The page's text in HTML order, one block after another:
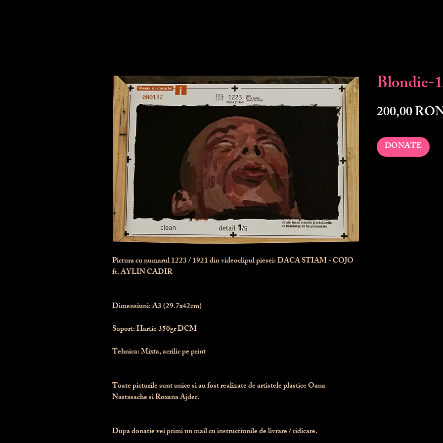
Pictura cu numarul1223/ 1921 din videoclipul piesei: DACA STIAM - COJO
ft. AYLIN CADIR
Dimensiuni: A3 (29.7x42cm)
Suport: Hartie 350gr DCM
Tehnica: Mixta, acrilic pe print
Toate picturile sunt unice si au fost realizate de artistele plastice Oana
Nastasache si Roxana Ajder.
Dupa donatie vei primi un mail cu instructiunile de livrare / ridicare.
Blondie-
200,00
DONATE